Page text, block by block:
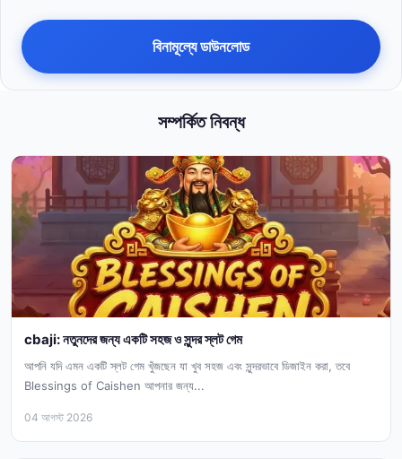
বিনামূল্যে ডাউনলোড
সম্পর্কিত নিবন্ধ
cbaji: নতুনদের জন্য একটি সহজ ও সুন্দর স্লট গেম
আপনি যদি এমন একটি স্লট গেম খুঁজছেন যা খুব সহজ এবং সুন্দরভাবে ডিজাইন করা, তবে
Blessings of Caishen আপনার জন্য...
04 আগস্ট 2026